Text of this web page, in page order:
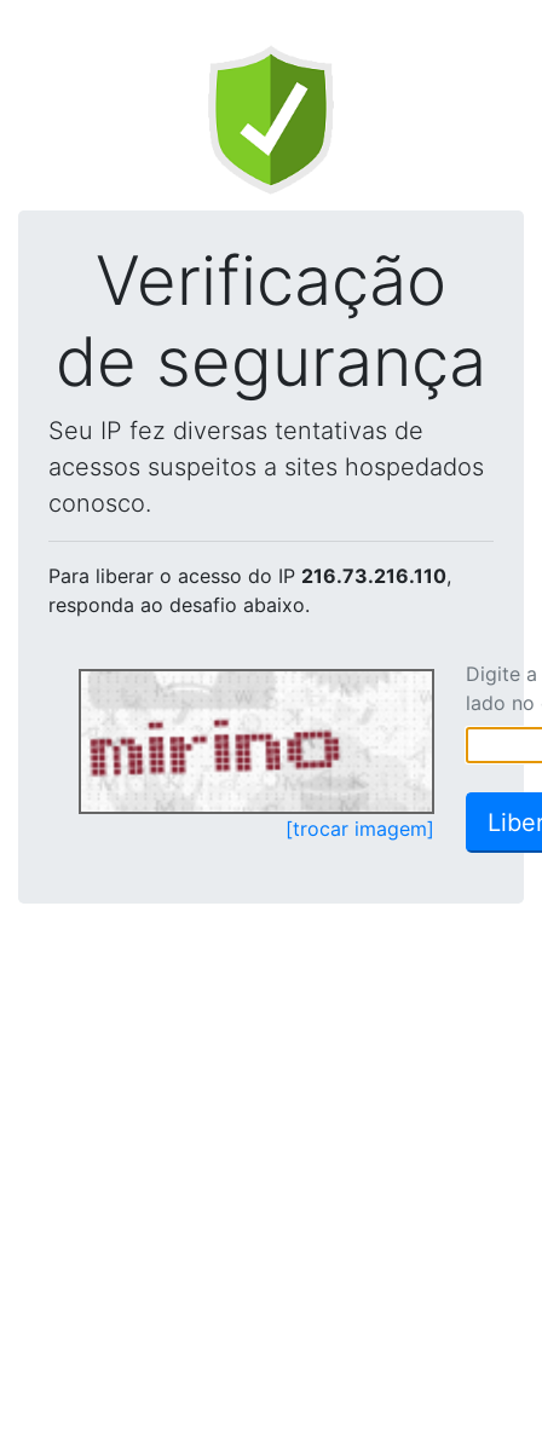
Verificação
de segurança
Seu IP fez diversas tentativas de
acessos suspeitos a sites hospedados
conosco.
Para liberar o acesso do IP 216.73.216.110,
responda ao desafio abaixo.
[trocar imagem]
Digite
lado no